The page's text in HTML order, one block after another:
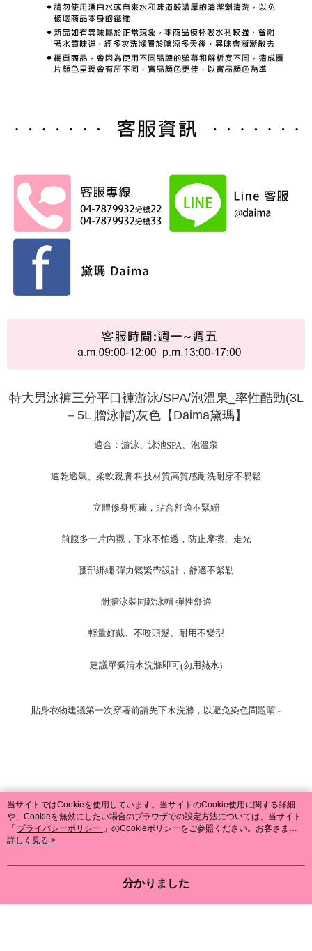
特大男泳褲三分平口褲游泳/SPA/泡溫泉_率性酷勁(3L
－5L 贈泳帽)灰色【Daima黛瑪】
適合：游泳、泳池SPA、泡溫泉
速乾透氣、柔軟親膚 科技材質高質感耐洗耐穿不易鬆
立體修身剪裁，貼合舒適不緊繃
前腹多一片內襯，下水不怕透，防止摩擦、走光
腰部綁繩 彈力鬆緊帶設計，舒適不緊勒
附贈泳裝同款泳帽 彈性舒適
輕量好戴、不咬頭髮、耐用不變型
建議單獨清水洗滌即可(勿用熱水)
貼身衣物建議第一次穿著前請先下水洗滌，以避免染色問題唷~
PC版の詳細についてを表示する
三分泳褲x1件＋贈品：泳帽1頂
当サイトではCookieを使用しています。当サイトのCookie使用に関する詳細
や、Cookieを無効にしたい場合のブラウザでの設定方法については、当サイト
「 プライバシーポリシー 」のCookieポリシーをご参照ください。お客さま
が、当サイトを引き続き使用される場合、当社がサイト利用規約のCookieポリ
詳しく見る >
分かりました